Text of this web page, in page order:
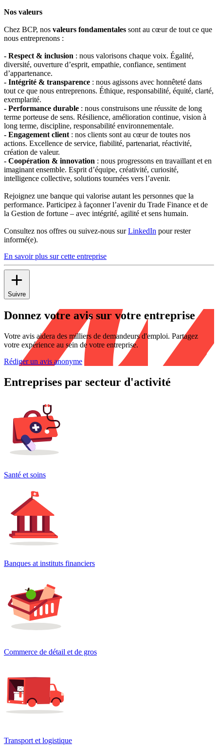
Nos valeurs
Chez BCP, nos valeurs fondamentales sont au cœur de tout ce que
nous entreprenons :
- Respect & inclusion : nous valorisons chaque voix. Égalité,
diversité, ouverture d’esprit, empathie, confiance, sentiment
d’appartenance.
- Intégrité & transparence : nous agissons avec honnêteté dans
tout ce que nous entreprenons. Éthique, responsabilité, équité, clarté,
exemplarité.
- Performance durable : nous construisons une réussite de long
terme porteuse de sens. Résilience, amélioration continue, vision à
long terme, discipline, responsabilité environnementale.
- Engagement client : nos clients sont au cœur de toutes nos
actions. Excellence de service, fiabilité, partenariat, réactivité,
création de valeur.
- Coopération & innovation : nous progressons en travaillant et en
imaginant ensemble. Esprit d’équipe, créativité, curiosité,
intelligence collective, solutions tournées vers l’avenir.
Rejoignez une banque qui valorise autant les personnes que la
performance. Participez à façonner l’avenir du Trade Finance et de
la Gestion de fortune – avec intégrité, agilité et sens humain.
Consultez nos offres ou suivez-nous surLinkedIn pour rester
informé(e).
En savoir plus sur cette entreprise
Suivre
Donnez votre avis sur votre entreprise
Votre avis aidera des milliers de demandeurs d'emploi. Partagez
votre expérience au sein de votre entreprise.
Rédiger un avis anonyme
Entreprises par secteur d'activité
Santé et soins
Banques at instituts financiers
Commerce de détail et de gros
Transport et logistique